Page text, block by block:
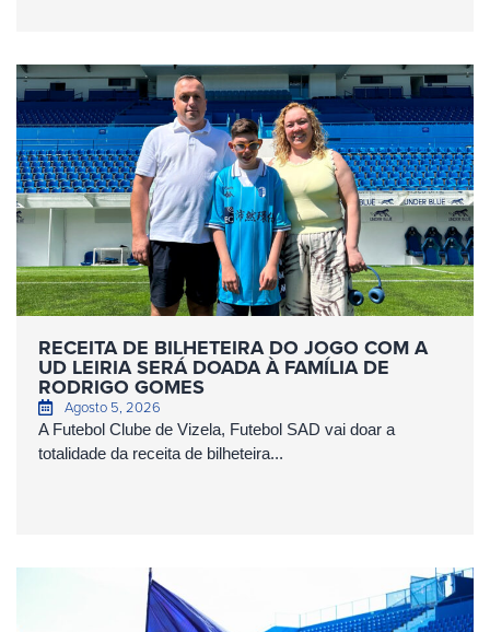
RECEITA DE BILHETEIRA DO JOGO COM A
UD LEIRIA SERÁ DOADA À FAMÍLIA DE
RODRIGO GOMES
Agosto 5, 2026
A Futebol Clube de Vizela, Futebol SAD vai doar a
totalidade da receita de bilheteira...